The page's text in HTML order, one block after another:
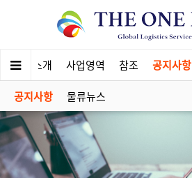
회사소개 사업영역 참조 공지사항
공지사항 물류뉴스